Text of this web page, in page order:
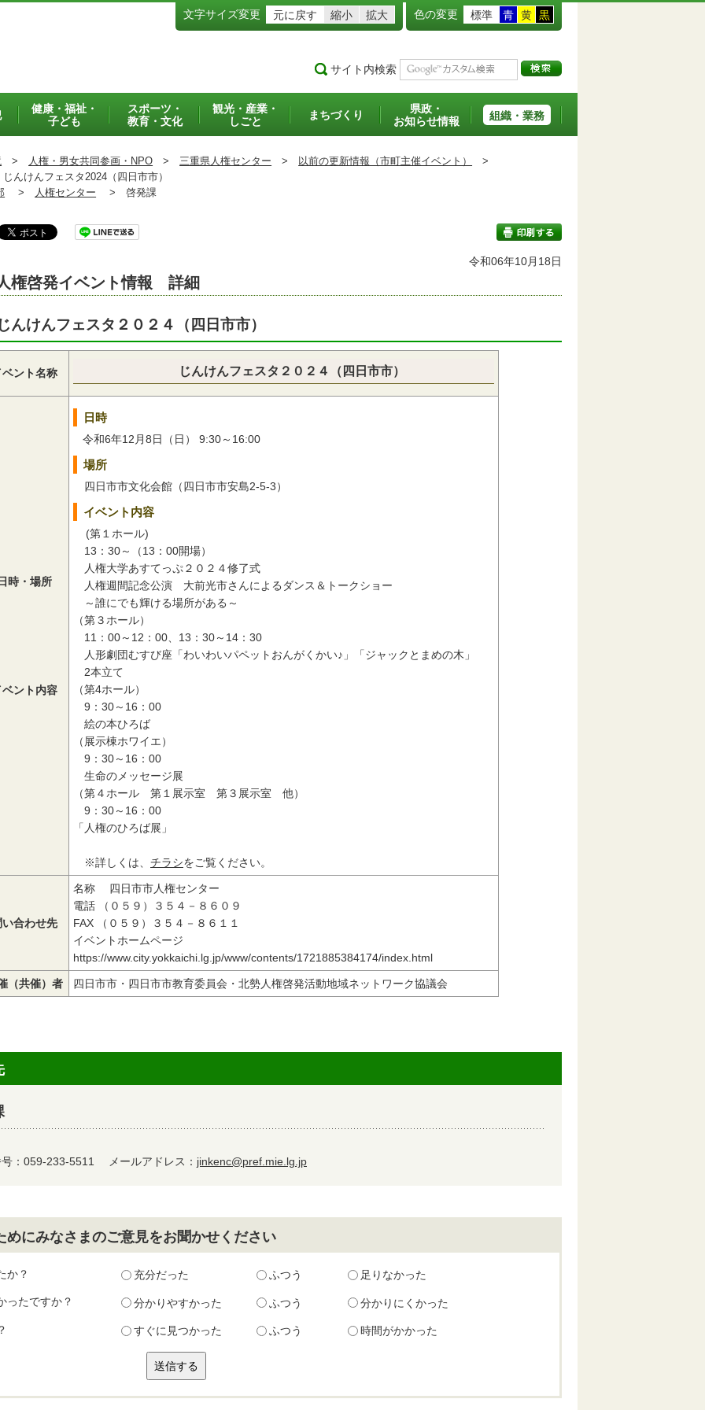
文字サイズ変更 元に戻す 縮小 拡大 色の変更 標準 青 黄 黒
サイト内検索
健康・福祉・
子ども
スポーツ・
教育・文化
観光・産業・
しごと
まちづくり
県政・
お知らせ情報
組織・業務
> 人権・男女共同参画・NPO > 三重県人権センター > 以前の更新情報（市町主催イベント）
>
んけんフェスタ2024（四日市市）
> 人権センター > 啓発課
印刷する
令和06年10月18日
権啓発イベント情報 詳細
んけんフェスタ２０２４（四日市市）
ベント名称 じんけんフェスタ２０２４（四日市市）
時・場所
ベント内容
日時
令和6年12月8日（日） 9:30～16:00
場所
四日市市文化会館（四日市市安島2-5-3）
イベント内容
(第１ホール)
13：30～（13：00開場）
人権大学あすてっぷ２０２４修了式
人権週間記念公演 大前光市さんによるダンス＆トークショー
～誰にでも輝ける場所がある～
（第３ホール）
11：00～12：00、13：30～14：30
人形劇団むすび座「わいわいパペットおんがくかい♪」「ジャックとまめの木」
2本立て
（第4ホール）
9：30～16：00
絵の本ひろば
（展示棟ホワイエ）
9：30～16：00
生命のメッセージ展
（第４ホール 第１展示室 第３展示室 他）
9：30～16：00
「人権のひろば展」
※詳しくは、 チラシをご覧ください。
い合わせ先
名称 四日市市人権センター
電話 （０５９）３５４－８６０９
FAX （０５９）３５４－８６１１
イベントホームページ
https://www.city.yokkaichi.lg.jp/www/contents/1721885384174/index.html
（共催）者 四日市市・四日市市教育委員会・北勢人権啓発活動地域ネットワーク協議会
：059-233-5511 メールアドレス： jinkenc@pref.mie.lg.jp
にみなさまのご意見をお聞かせください
か？ 充分だった ふつう 足りなかった
ったですか？ 分かりやすかった ふつう 分かりにくかった
すぐに見つかった ふつう 時間がかかった